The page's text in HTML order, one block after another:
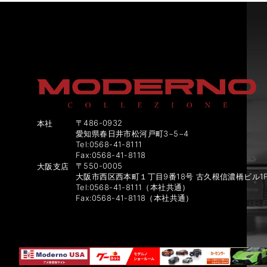
本社
〒486-0932
愛知県春日井市松河戸町3−5−4
Tel:0568-41-8111
Fax:0568-41-8118
大阪支店
〒550-0005
大阪市西区西本町１丁目9番18号 古久根信濃橋ビル
Tel:0568-41-8111（本社共通）
Fax:0568-41-8118（本社共通）